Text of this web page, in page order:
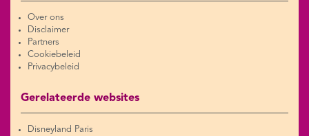
Over ons
Disclaimer
Partners
Cookiebeleid
Privacybeleid
Gerelateerde websites
Disneyland Paris